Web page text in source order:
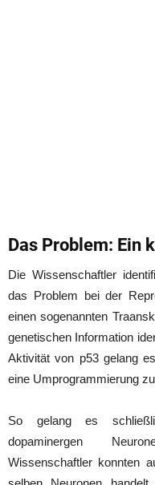
Das Problem: Ein
Die Wissenschaftler
das Problem bei der
einen sogenannten
genetischen Information
Aktivität von p53 gelang
eine Umprogrammierung
So gelang es
dopaminergen
Wissenschaftler konnten